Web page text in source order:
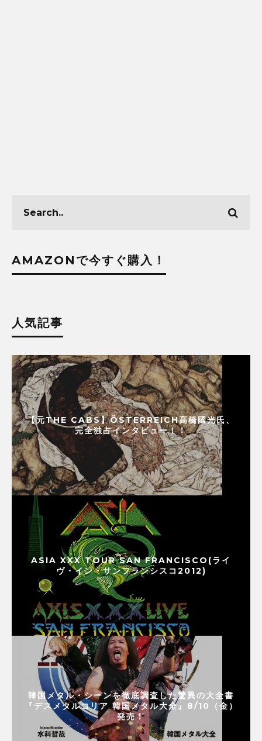
AMAZONで今すぐ購入！
人気記事
【元THE CABS】ÖSTERREICH高橋國光氏、
完全独占インタビュー！！
ASIA XXX TOUR SAN FRANCISCO(ライ
ヴ・イン・サンフランシスコ2012)
韓国メタル・シーンを徹底調査した驚異の大全書
『デスメタルコリア 韓国メタル大全』8/10（金）
発売！